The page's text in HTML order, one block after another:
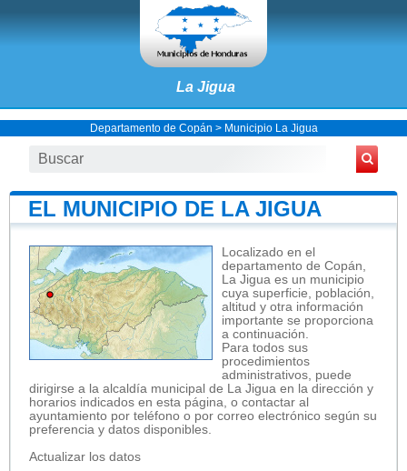
La Jigua
Departamento de Copán > Municipio La Jigua
EL MUNICIPIO DE LA JIGUA
Localizado en el
departamento de Copán,
La Jigua es un municipio
cuya superficie, población,
altitud y otra información
importante se proporciona
a continuación.
Para todos sus
procedimientos
administrativos, puede
dirigirse a la alcaldía municipal de La Jigua en la dirección y
horarios indicados en esta página, o contactar al
ayuntamiento por teléfono o por correo electrónico según su
preferencia y datos disponibles.
Actualizar los datos